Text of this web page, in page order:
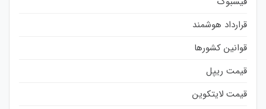
قرارداد هوشمند
قوانین کشورها
قیمت ریپل
قیمت لایتکوین